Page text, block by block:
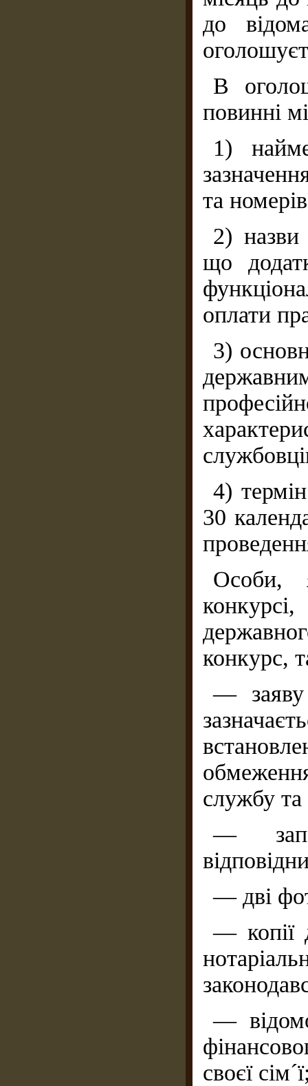
до
В
повинні
1)
та
2) назви
що
оплати
3)
4)
30
Особи,
конкурс,
— заяву
службу
—
— дві
— копії
—
своєї